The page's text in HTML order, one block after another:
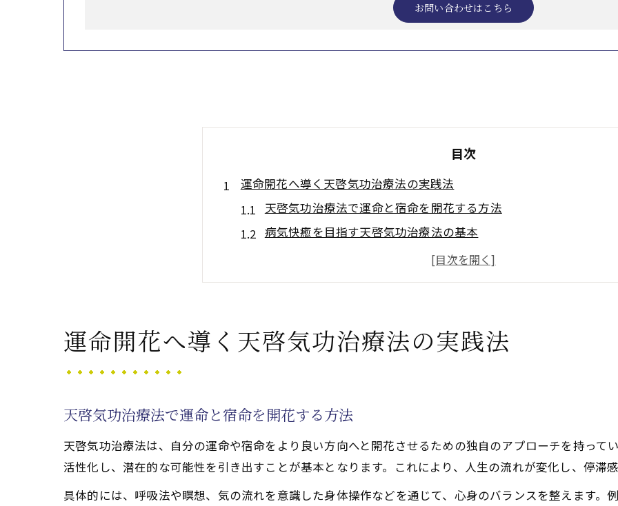
お問い合わせはこちら
目次
運命開花へ導く天啓気功治療法の実践法
天啓気功治療法で運命と宿命を開花する方法
病気快癒を目指す天啓気功治療法の基本
天啓気功治療や療法で活性化するクンダリニー覚醒を促す天啓気
天啓気功治療や療法でのチャクラ活性で宿命を拓く天啓気功治療
天啓気功治療や療法で活性化するクンダリニー覚醒がもたらす病気快癒
天啓気功治療法による天啓気功治療や療法で活性化するクンダリニ
天啓気功治療法が導く天啓気功治療や療法でのクンダリニー活性化
運命と宿命を変える天啓気功治療や療法で活性化するクンダリニ
宿命を花開かせる天啓気功治療や療法でのチャクラ活性化の手引き
天啓気功治療法で天啓気功治療や療法でのチャクラを活性化する
運命開花へ導く天啓気功治療法の実践法
天啓気功治療法で運命と宿命を開花する方法
天啓気功治療法は、自分の運命や宿命をより良い方向へと開花させるための独自のアプローチを持って
活性化し、潜在的な可能性を引き出すことが基本となります。これにより、人生の流れが変化し、停滞
具体的には、呼吸法や瞑想、気の流れを意識した身体操作などを通じて、心身のバランスを整えます。